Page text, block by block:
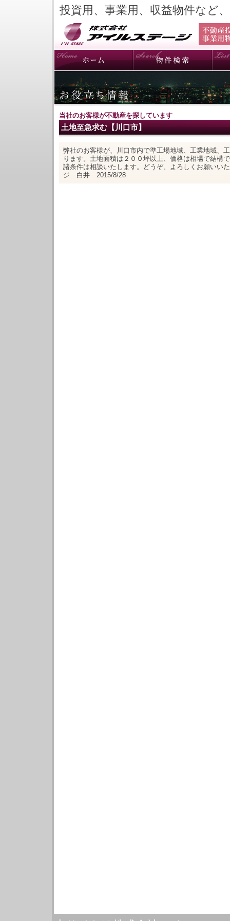
投資用、事業用、収益物件など
当社のお客様が不動産を探しています
土地至急求む【川口市】
弊社のお客様が、川口市内で準工場地域、工業地域、
ります。土地面積は２００坪以上、価格は相場で結構
諸条件は相談いたします。どうぞ、よろしくお願いい
ジ 白井 2015/8/28